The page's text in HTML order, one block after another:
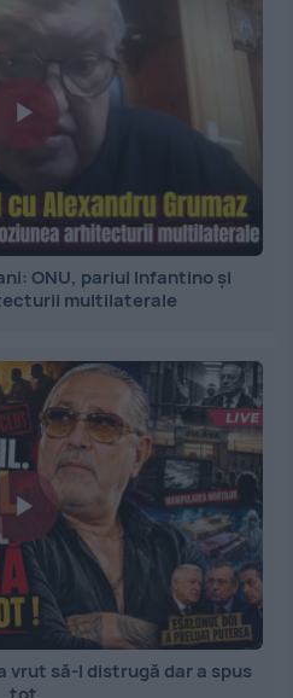
ONU, pariul Infantino și
multilaterale
vrut să-l distrugă dar a spus